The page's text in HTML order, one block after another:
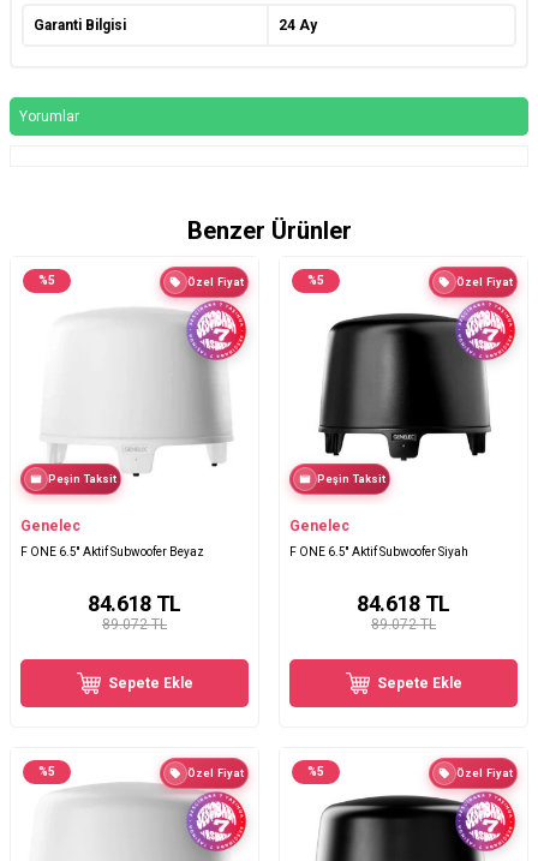
Garanti Bilgisi 24 Ay
Yorumlar
Benzer Ürünler
%5 Özel Fiyat
Peşin Taksit
Genelec
F ONE 6.5'' Aktif Subwoofer Beyaz
89.072 TL
84.618TL
Sepete Ekle
%5 Özel Fiyat
Peşin Taksit
Genelec
F ONE 6.5'' Aktif Subwoofer Siyah
89.072 TL
84.618TL
Sepete Ekle
%5 Özel Fiyat %5 Özel Fiyat